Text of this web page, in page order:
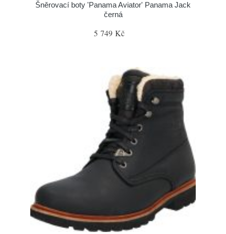
Šněrovací boty 'Panama Aviator' Panama Jack
černá
5 749 Kč